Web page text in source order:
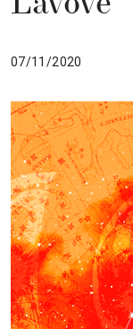
07/11/2020